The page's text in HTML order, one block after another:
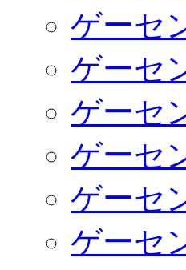
ゲーセ
ゲーセ
ゲーセ
ゲーセ
ゲーセ
ゲーセ